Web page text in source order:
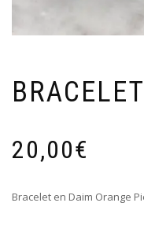
20,00€
Bracelet en Daim Orange